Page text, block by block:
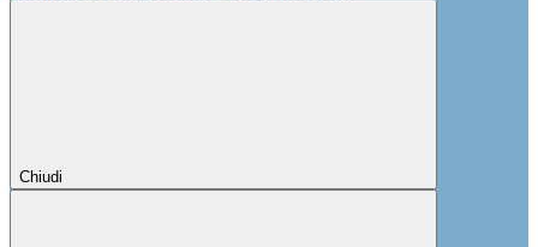
Chiudi